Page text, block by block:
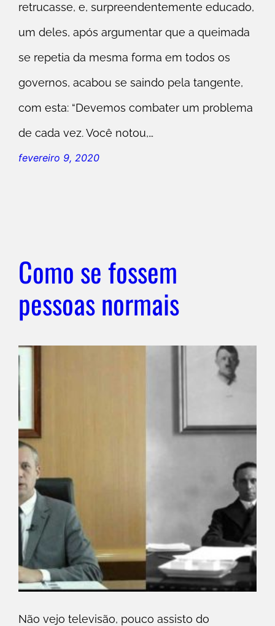
retrucasse, e, surpreendentemente educado,
um deles, após argumentar que a queimada
se repetia da mesma forma em todos os
governos, acabou se saindo pela tangente,
com esta: “Devemos combater um problema
de cada vez. Você notou,…
fevereiro 9, 2020
Como se fossem
pessoas normais
Não vejo televisão, pouco assisto do